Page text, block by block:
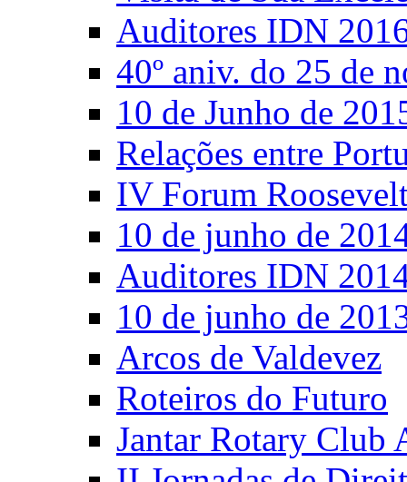
Auditores IDN
40º aniv. do 25 de
10 de Junho de
Relações entre
IV Forum
10 de junho de
Auditores IDN
10 de junho de
Arcos de Valdevez
Roteiros do Futuro
Jantar Rotary Club